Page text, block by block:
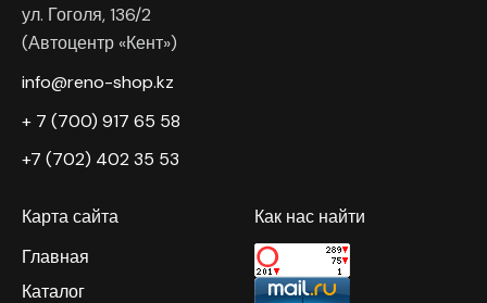
ул. Гоголя, 136/2
(Автоцентр «Кент»)
info@reno-shop.kz
+ 7 (700) 917 65 58
+7 (702) 402 35 53
Карта сайта
Главная
Каталог
Как нас найти